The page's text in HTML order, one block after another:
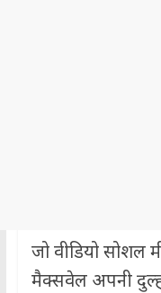
जो वीडियो सोशल
मैक्सवेल अपनी